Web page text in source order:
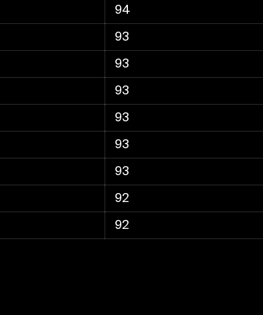
94
93
93
93
93
93
93
92
92